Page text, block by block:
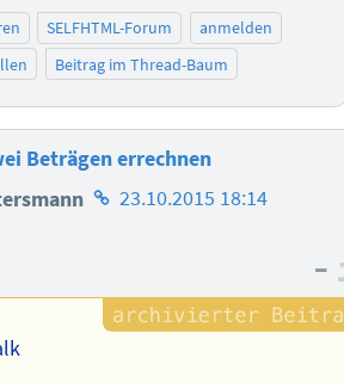
SELFHTML-Forum
anmelden
Beitrag im Thread-Baum
Beträgen errechnen
Homepage
23.10.2015 18:14
–